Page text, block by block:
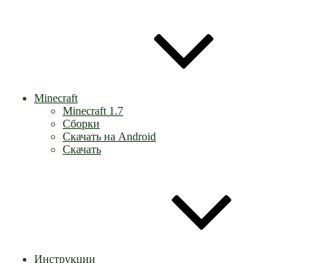
Minecraft
Minecraft 1.7
Сборки
Скачать на Android
Скачать
Инструкции